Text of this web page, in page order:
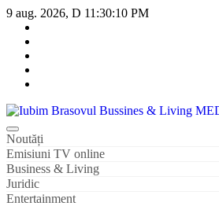
Sari
conținut
9 aug. 2026, D 11:30:10 PM
Iubim Brasovul Bussines & Living MEDIA
Din pasiune și dragoste pentru Brașoveni
Noutăți
Emisiuni TV online
Business & Living
Juridic
Entertainment